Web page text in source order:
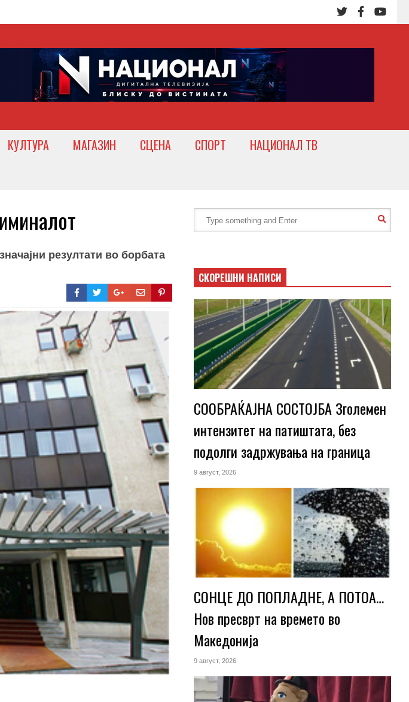
КУЛТУРА МАГАЗИН СЦЕНА СПОРТ
НАЦИОНАЛ ТВ
резултати во борбата
СКОРЕШНИ НАПИСИ
СООБРАЌАЈНА СОСТОЈБА Зголемен
интензитет на патиштата, без
подолги задржувања на граница
9 август, 2026
СОНЦЕ ДО ПОПЛАДНЕ, А ПОТОА…
Нов пресврт на времето во
Македонија
9 август, 2026